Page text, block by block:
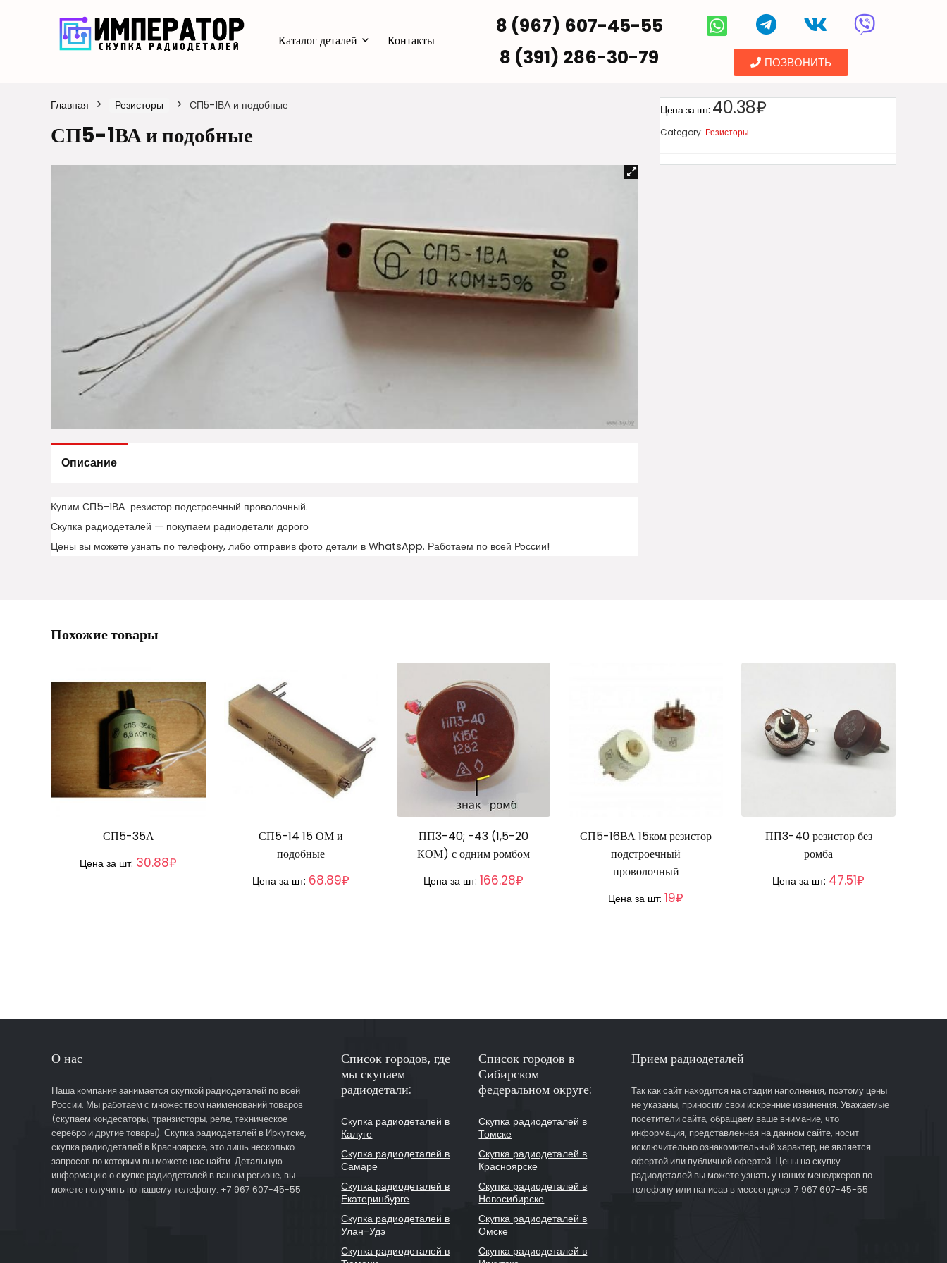
Каталог деталей Контакты
8 (967) 607-45-55
8 (391) 286-30-79
ПОЗВОНИТЬ
Главная Резисторы СП5-1ВА и подобные
СП5-1ВА и подобные
Описание
Купим СП5-1ВА резистор подстроечный проволочный.
Скупка радиодеталей — покупаем радиодетали дорого
Цены вы можете узнать по телефону, либо отправив фото детали в WhatsApp. Работаем по всей России!
Цена за шт: 40.38₽
Category: Резисторы
Похожие товары
СП5-35А
Цена за шт: 30.88₽
СП5-14 15 ОМ и
подобные
Цена за шт: 68.89₽
ПП3-40; -43 (1,5-20
КОМ) с одним ромбом
Цена за шт: 166.28₽
СП5-16ВА 15ком резистор
подстроечный
проволочный
Цена за шт:19₽
ПП3-40 резистор без
ромба
Цена за шт: 47.51₽
О нас
Наша компания занимается скупкой радиодеталей по всей
России. Мы работаем с множеством наименований товаров
(скупаем кондесаторы, транзисторы, реле, техническое
серебро и другие товары). Скупка радиодеталей в Иркутске,
скупка радиодеталей в Красноярске, это лишь несколько
запросов по которым вы можете нас найти. Детальную
информацию о скупке радиодеталей в вашем регионе, вы
можете получить по нашему телефону: +7 967 607-45-55
Список городов, где
мы скупаем
радиодетали:
Скупка радиодеталей в
Калуге
Скупка радиодеталей в
Самаре
Скупка радиодеталей в
Екатеринбурге
Скупка радиодеталей в
Улан-Удэ
Скупка радиодеталей в
Список городов в
Сибирском
федеральном округе:
Скупка радиодеталей в
Томске
Скупка радиодеталей в
Красноярске
Скупка радиодеталей в
Новосибирске
Скупка радиодеталей в
Омске
Скупка радиодеталей в
Прием радиодеталей
Так как сайт находится на стадии наполнения, поэтому цены
не указаны, приносим свои искренние извинения. Уважаемые
посетители сайта, обращаем ваше внимание, что
информация, представленная на данном сайте, носит
исключительно ознакомительный характер, не является
офертой или публичной офертой. Цены на скупку
радиодеталей вы можете узнать у наших менеджеров по
телефону или написав в мессенджер: 7 967 607-45-55